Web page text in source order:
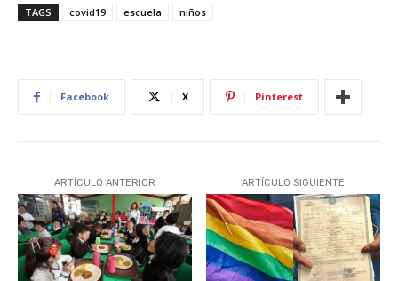
TAGS covid19 escuela niños
Facebook X Pinterest
ARTÍCULO ANTERIOR ARTÍCULO SIGUIENTE